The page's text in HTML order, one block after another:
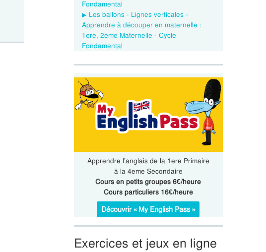
Fondamental
Les ballons - Lignes verticales -
Apprendre à découper en maternelle :
1ere, 2eme Maternelle - Cycle
Fondamental
Apprendre l’anglais de la 1ere Primaire
à la 4eme Secondaire
Cours en petits groupes 6€/heure
Cours particuliers 16€/heure
Découvrir « My English Pass »
Exercices et jeux en ligne